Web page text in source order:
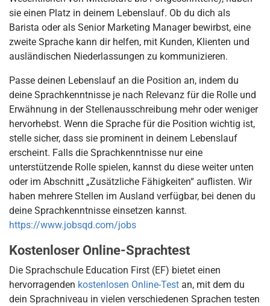
sie einen Platz in deinem Lebenslauf. Ob du dich als
Barista oder als Senior Marketing Manager bewirbst, eine
zweite Sprache kann dir helfen, mit Kunden, Klienten und
ausländischen Niederlassungen zu kommunizieren.
Passe deinen Lebenslauf an die Position an, indem du
deine Sprachkenntnisse je nach Relevanz für die Rolle und
Erwähnung in der Stellenausschreibung mehr oder weniger
hervorhebst. Wenn die Sprache für die Position wichtig ist,
stelle sicher, dass sie prominent in deinem Lebenslauf
erscheint. Falls die Sprachkenntnisse nur eine
unterstützende Rolle spielen, kannst du diese weiter unten
oder im Abschnitt „Zusätzliche Fähigkeiten“ auflisten. Wir
haben mehrere Stellen im Ausland verfügbar, bei denen du
deine Sprachkenntnisse einsetzen kannst.
https://www.jobsqd.com/jobs
Kostenloser Online-Sprachtest
Die Sprachschule Education First (EF) bietet einen
hervorragenden kostenlosen Online-Test an, mit dem du
dein Sprachniveau in vielen verschiedenen Sprachen testen